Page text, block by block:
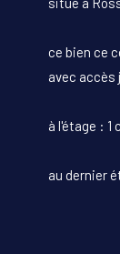
ce bien ce
avec accès
à l'étage : 1
au dernier